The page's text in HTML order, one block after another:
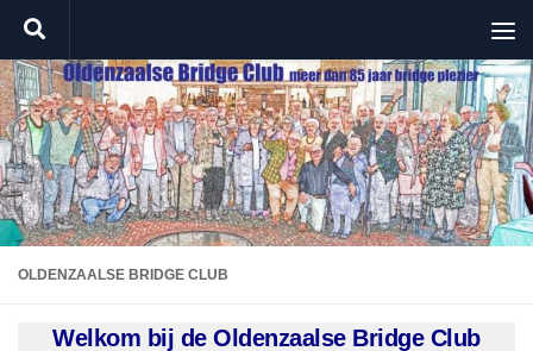
Doorgaan naar inhoud
OLDENZAALSE BRIDGE CLUB
Welkom bij de Oldenzaalse Bridge Club